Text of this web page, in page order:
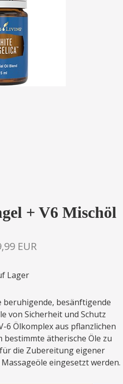
+ V6 Mischöl
EUR
Lager
beruhigende, besänftigende
von Sicherheit und Schutz
6 Ölkomplex aus pflanzlichen
bestimmte ätherische Öle zu
die Zubereitung eigener
eingesetzt werden.